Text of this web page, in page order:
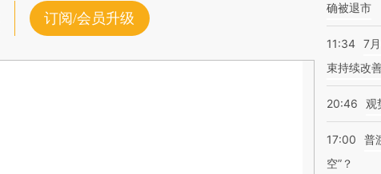
订阅/会员升级
确被退市
11:34 7
束持续改
20:46 观
17:00
普
空”？